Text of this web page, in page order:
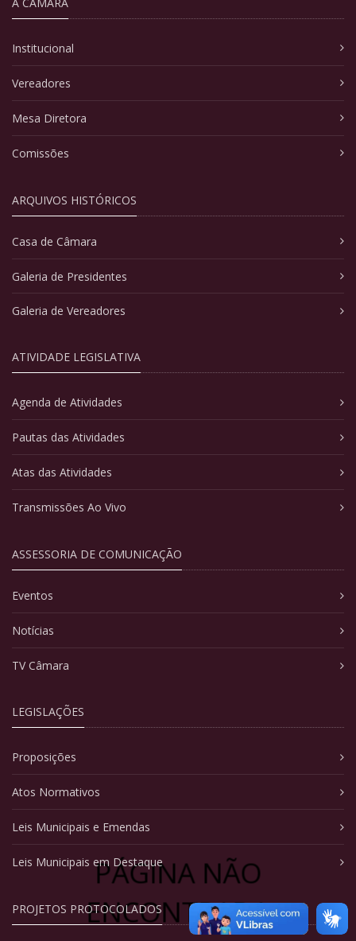
PÁGINA NÃO
ENCONTRADA
Institucional
Vereadores
Mesa Diretora
Comissões
ARQUIVOS HISTÓRICOS
Casa de Câmara
Galeria de Presidentes
Galeria de Vereadores
ATIVIDADE LEGISLATIVA
Agenda de Atividades
Pautas das Atividades
Atas das Atividades
Transmissões Ao Vivo
ASSESSORIA DE COMUNICAÇÃO
Eventos
Notícias
TV Câmara
LEGISLAÇÕES
Proposições
Atos Normativos
Leis Municipais e Emendas
Leis Municipais em Destaque
PROJETOS PROTOCOLADOS